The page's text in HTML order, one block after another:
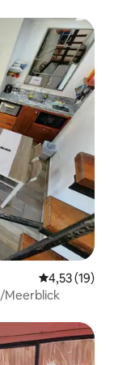
4,53 (19)
Meerblick